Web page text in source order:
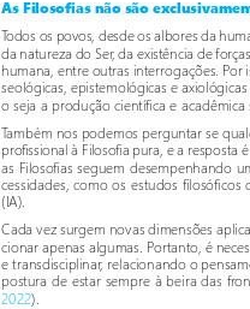
As Filosofias não são
Todos os povos, desde os albores da
da natureza do Ser, da existência de
humana, entre outras interrogações. Por
seológicas, epistemológicas e
o seja a produção científica e acadêmica
Também nos podemos perguntar se
profissional à Filosofia pura, e a resposta
as Filosofias seguem desempenhando
cessidades, como os estudos
(IA).
Cada vez surgem novas dimensões
cionar apenas algumas. Portanto, é
e transdisciplinar, relacionando o
postura de estar sempre à beira das fr
2022).